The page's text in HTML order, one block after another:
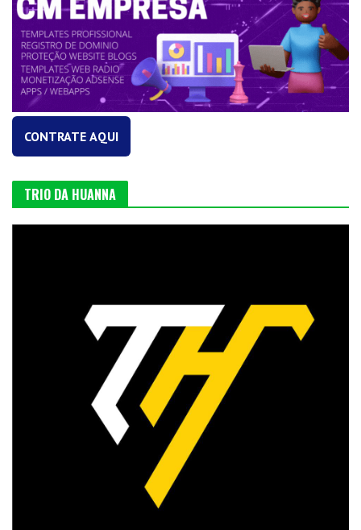
CONTRATE AQUI
TRIO DA HUANNA